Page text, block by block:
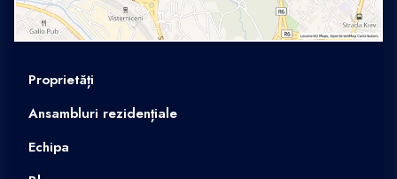
Proprietăți
Ansambluri rezidențiale
Echipa